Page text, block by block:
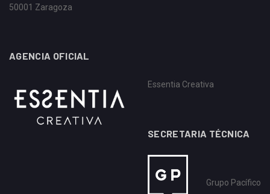
50001 Zaragoza
AGENCIA OFICIAL
Essentia Creativa
SECRETARIA TÉCNICA
Grupo Pacífico